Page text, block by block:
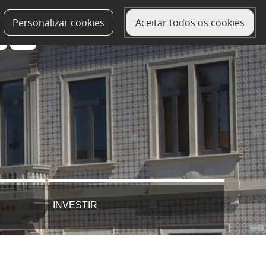
Personalizar cookies
Aceitar todos os cookies
INVESTIR